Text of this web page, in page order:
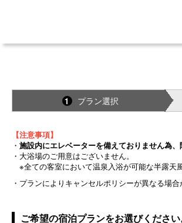
1 プラン選択
【注意事項】
・ 施設内にエレベーターを備えておりません為
・大浴場のご用意はございません。
※全ての客室において温泉入浴が可能な半露天
・プランによりキャンセルポリシーが異なる場
ご希望の宿泊プランをお選びください